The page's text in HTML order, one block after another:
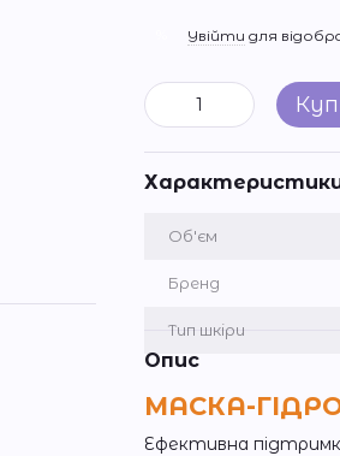
Увійти для
Об'єм
Бренд
Тип шкіри
Опис
МАСКА-
Ефективна